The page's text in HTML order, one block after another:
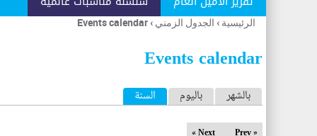
أنت
هنا
الرئيسية › الجدول الزمني ›
Events calendar
Events calendar
ا
ل
بالشهر باليوم السنة (علامة التبويب النشطة)